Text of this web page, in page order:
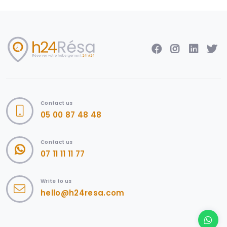
Contact us
05 00 87 48 48
Contact us
07 11 11 11 77
Write to us
hello@h24resa.com